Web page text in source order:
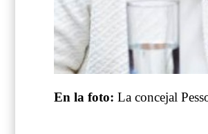
En la foto: La concejal